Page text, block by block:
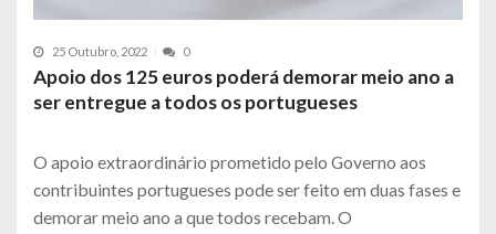
25 Outubro, 2022 0
Apoio dos 125 euros poderá demorar meio ano a
ser entregue a todos os portugueses
O apoio extraordinário prometido pelo Governo aos
contribuintes portugueses pode ser feito em duas fases e
demorar meio ano a que todos recebam. O